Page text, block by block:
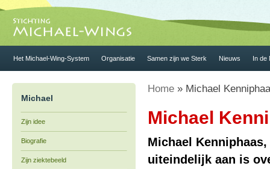
Het Michael-Wing-System Organisatie Samen zijn we Sterk Nieuws In de
Michael
Zijn idee
Biografie
Zijn ziektebeeld
Home » Michael
Michael
Michael
uiteindelijk aan is